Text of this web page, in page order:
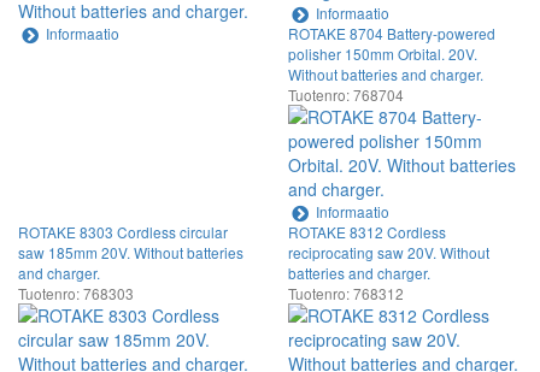
Informaatio
Informaatio
ROTAKE 8704 Battery-powered
polisher 150mm Orbital. 20V.
Without batteries and charger.
Tuotenro: 768704
Informaatio
ROTAKE 8303 Cordless circular
saw 185mm 20V. Without batteries
and charger.
Tuotenro: 768303
ROTAKE 8312 Cordless
reciprocating saw 20V. Without
batteries and charger.
Tuotenro: 768312